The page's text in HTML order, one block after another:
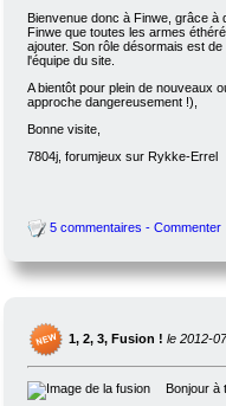
Bienvenue donc à Finwe, grâce
Finwe que toutes les armes
ajouter. Son rôle désormais est
l'équipe du site.
A bientôt pour plein de nouveaux
approche dangereusement !),
Bonne visite,
7804j, forumjeux sur Rykke-Errel
5 commentaires - Commenter
1, 2, 3, Fusion ! le 2012-
Bonjour à